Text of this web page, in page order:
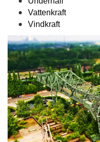
Vattenkraft
Vindkraft